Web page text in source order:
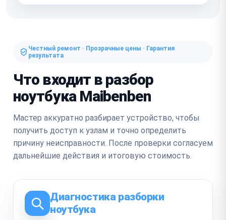
Честный ремонт · Прозрачные цены · Гарантия
результата
Что входит в разбор
ноутбука Maibenben
Мастер аккуратно разбирает устройство, чтобы
получить доступ к узлам и точно определить
причину неисправности. После проверки согласуем
дальнейшие действия и итоговую стоимость.
Диагностика разборки
ноутбука